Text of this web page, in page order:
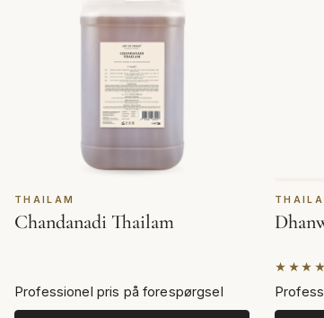
THAILAM
Chandanadi Thailam
Professionel pris på forespørgsel